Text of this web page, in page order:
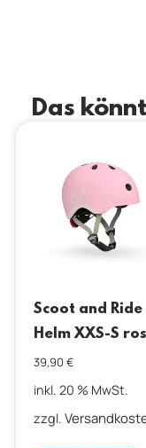
Das
Scoot and Ride
Helm XXS-S
39,90 €
inkl. 20 % MwSt.
zzgl.